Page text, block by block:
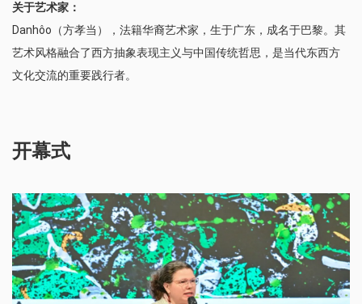
关于艺术家：
Danhôo（方孝当），法籍华裔艺术家，生于广东，成名于巴黎。其
艺术风格融合了西方抽象表现主义与中国传统哲思，是当代东西方
文化交流的重要践行者。
开幕式